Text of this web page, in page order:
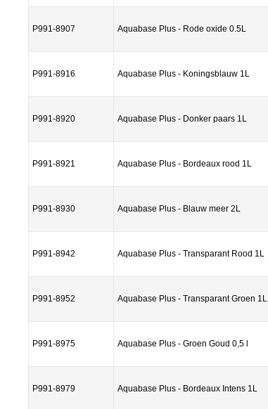
P991-8907 Aquabase Plus - Rode oxide 0.5L
P991-8916 Aquabase Plus - Koningsblauw 1L
P991-8920 Aquabase Plus - Donker paars 1L
P991-8921 Aquabase Plus - Bordeaux rood 1L
P991-8930 Aquabase Plus - Blauw meer 2L
P991-8942 Aquabase Plus - Transparant Rood 1L
P991-8952 Aquabase Plus - Transparant Groen 1L
P991-8975 Aquabase Plus - Groen Goud 0,5 l
P991-8979 Aquabase Plus - Bordeaux Intens 1L